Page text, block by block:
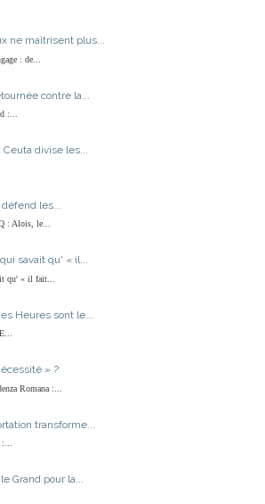
ne maîtrisent plus...
: de...
contre la...
:...
Ceuta divise les...
les...
: Alois, le...
savait qu' « il...
qu' « il fait...
Heures sont le...
» ?
Romana :...
transforme...
:...
Grand pour la...